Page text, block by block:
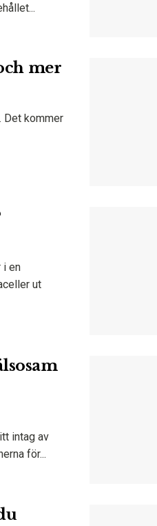
mer
Det kommer
i en
ut
intag av
för...